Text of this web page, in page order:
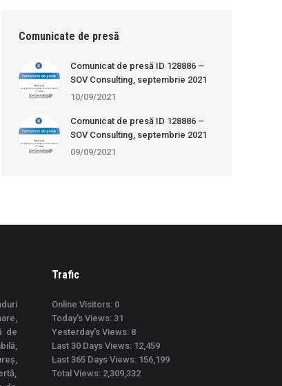
Comunicate de presă
Comunicat de presă ID 128886 –
SOV Consulting, septembrie 2021
10/09/2021
Comunicat de presă ID 128886 –
SOV Consulting, septembrie 2021
09/09/2021
de
Trafic
Online Visitors: 0
Today's Views: 31
Yesterday's Views: 8
Last 30 Days Views: 12,459
Last 365 Days Views: 156,199
Total Views: 2,309,332